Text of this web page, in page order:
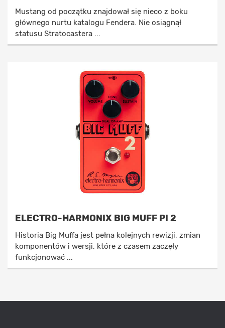
Mustang od początku znajdował się nieco z boku
głównego nurtu katalogu Fendera. Nie osiągnął
statusu Stratocastera ...
ELECTRO-HARMONIX BIG MUFF PI 2
Historia Big Muffa jest pełna kolejnych rewizji, zmian
komponentów i wersji, które z czasem zaczęły
funkcjonować ...